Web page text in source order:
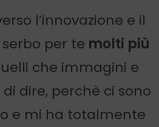
l’innovazione e il
per te molti più
che immagini e
dire, perchè ci sono
e mi ha totalmente